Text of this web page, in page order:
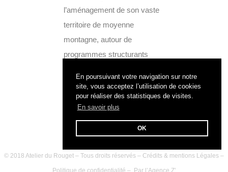
En poursuivant votre navigation sur notre
site, vous acceptez l’utilisation de cookies
pour réaliser des statistiques de visites.
En savoir plus
OK
l’aménagement de son vaste
territoire de moyenne
montagne, autour de
programmes structurants
touristique, petite enfance)....
© 2018 Atelier du Rouget – Tous droits réservés – Crédits & mentions Légales –
Politique de confidentialité – Par l’Agence Z’